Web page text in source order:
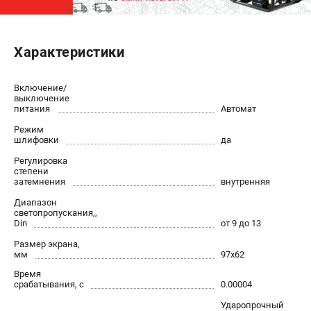
Генераторы бензиновые
Генераторы инверторные
Генераторы сварочные
ПОЛЕЗНЫЕ СТАТЬИ
Как выбрать краскопульт?
Как выбрать мотопомпу?
Как выбрать бензопилу?
Как выбрать компрессор?
Как выбрать сварочный аппарат?
СВАРОЧНЫЕ АППАРАТЫ
Характеристики
Включение/
выключение
питания
Автомат
Режим
шлифовки
да
Регулировка
степени
затемнения
внутренняя
Диапазон
светопропускания,,
Din
от 9 до 13
Размер экрана,
мм
97х62
Время
срабатывания, с
0.00004
Ударопрочный